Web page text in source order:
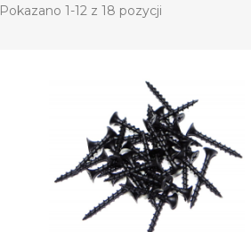
Pokazano 1-12 z 18 pozycji